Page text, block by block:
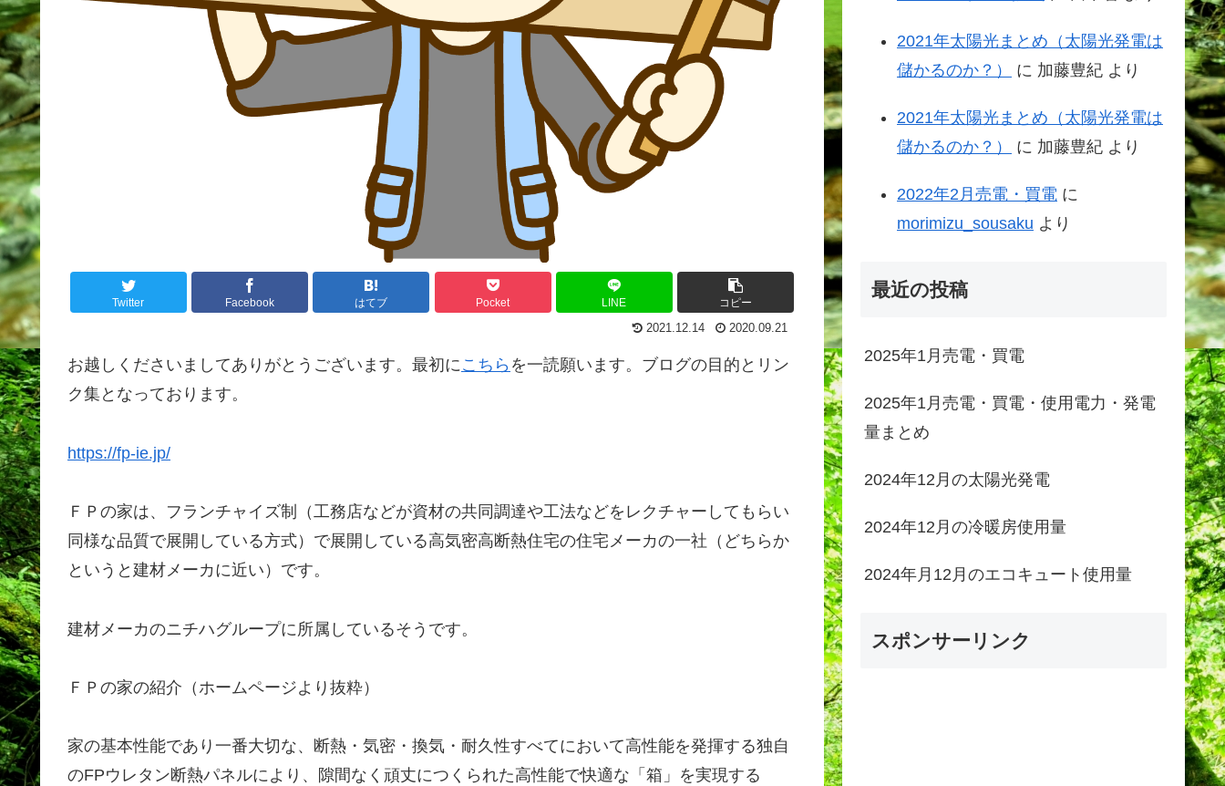
Twitter Facebook はてブ Pocket LINE コピー
2021.12.14 2020.09.21
お越しくださいましてありがとうございます。最初にこちら を一読願います。ブログの目的とリン
ク集となっております。
https://fp-ie.jp/
ＦＰの家は、フランチャイズ制（工務店などが資材の共同調達や工法などをレクチャーしてもらい
同様な品質で展開している方式）で展開している高気密高断熱住宅の住宅メーカの一社（どちらか
というと建材メーカに近い）です。
建材メーカのニチハグループに所属しているそうです。
ＦＰの家の紹介（ホームページより抜粋）
家の基本性能であり一番大切な、断熱・気密・換気・耐久性すべてにおいて高性能を発揮する独自
のFPウレタン断熱パネルにより、隙間なく頑丈につくられた高性能で快適な「箱」を実現する
2021年太陽光まとめ（太陽光発電は
儲かるのか？）
に 加藤豊紀 より
2021年太陽光まとめ（太陽光発電は
儲かるのか？）
に 加藤豊紀 より
2022年2月売電・買電 に
morimizu_sousaku より
最近の投稿
2025年1月売電・買電
2025年1月売電・買電・使用電力・発電
量まとめ
2024年12月の太陽光発電
2024年12月の冷暖房使用量
2024年月12月のエコキュート使用量
スポンサーリンク